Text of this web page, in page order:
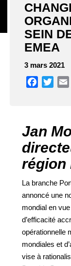
SEIN
EMEA
3 mars 2021
Facebook
Jan
région
La branche
annoncé une
mondial en
d’efficacité
opérationnelle
mondiales et
vise à